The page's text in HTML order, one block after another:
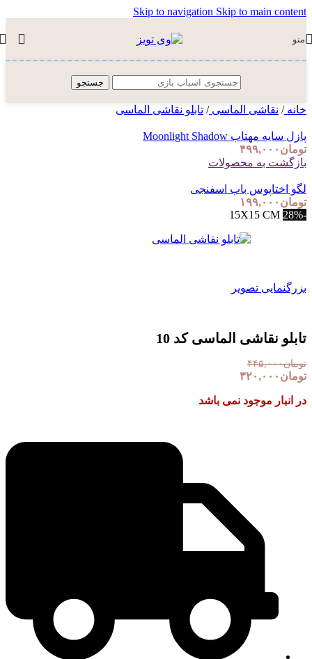
Skip to navigationSkip to main content
منو
جستجو
خانه / نقاشی الماسی / تابلو نقاشی الماسی
پازل سایه مهتاب Moonlight Shadow
تومان۴۹۹,۰۰۰
بازگشت به محصولات
لگو اختاپوس باب اسفنجی
تومان۱۹۹,۰۰۰
-28%
15X15 CM
بزرگنمایی تصویر
تابلو نقاشی الماسی کد 10
تومان۴۴۵,۰۰۰
تومان۳۲۰,۰۰۰
در انبار موجود نمی باشد